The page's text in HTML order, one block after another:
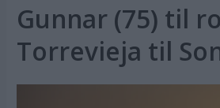
Gunnar (75) til
Torrevieja til